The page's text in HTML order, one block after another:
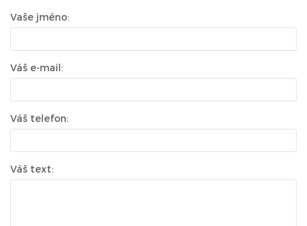
Vaše jméno:
Váš e-mail:
Váš telefon:
Váš text: